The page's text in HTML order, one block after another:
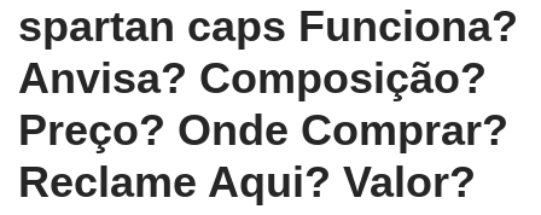
spartan caps Funciona?
Anvisa? Composição?
Preço? Onde Comprar?
Reclame Aqui? Valor?